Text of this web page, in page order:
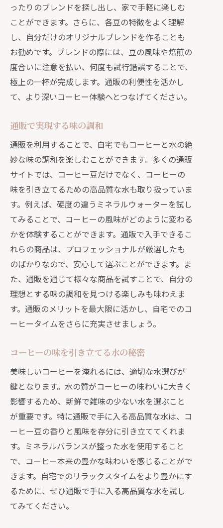
ったりのブレンドを探し出し、家で手軽に楽しむ
ことができます。さらに、各豆の特徴をよく理解
し、自分だけのオリジナルブレンドを作ることも
お勧めです。ブレンドの際には、豆の風味や焙煎の
度合いに注意を払い、何度も試行錯誤することで、
極上の一杯が完成します。通販の利便性を活かし
て、より深いコーヒー体験へとつなげてください。
通販で実現する味の調和
通販を利用することで、自宅でもコーヒーと水の絶
妙な味の調和を楽しむことができます。多くの通販
サイトでは、コーヒー豆だけでなく、コーヒーの
味を引き立てるための高品質な水も取り扱っていま
す。例えば、硬度の違うミネラルウォーターを試し
てみることで、コーヒーの風味がどのように変わる
かを体験することができます。通販で入手できるこ
れらの商品は、プロフェッショナルが厳選したも
のばかりなので、安心して選ぶことができます。ま
た、通販を通じて様々な商品を試すことで、自分の
理想とする味の調和を見つける楽しみも味わえま
す。通販のメリットを最大限に活かし、自宅でのコ
ーヒータイムをさらに充実させましょう。
コーヒーの味を引き立てる水の秘密
美味しいコーヒーを淹れるには、適切な水選びが
鍵となります。水の質がコーヒーの味わいに大きく
影響するため、新鮮で雑味の少ない水を選ぶこと
が重要です。特に通販で手に入る高品質な水は、コ
ーヒー豆の香りと風味を存分に引き立ててくれま
す。ミネラルバランスが整った水を使用すること
で、コーヒー本来の豊かな味わいを感じることがで
きます。自宅でのリラックスタイムをより豊かにす
るために、ぜひ通販で手に入る高品質な水を試し
てみてください。